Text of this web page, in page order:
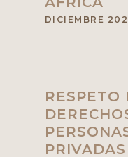
DICIEMBRE
RESPETO